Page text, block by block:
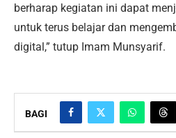
berharap kegiatan ini dapat
untuk terus belajar dan
digital,” tutup Imam Munsyarif.
BAGI